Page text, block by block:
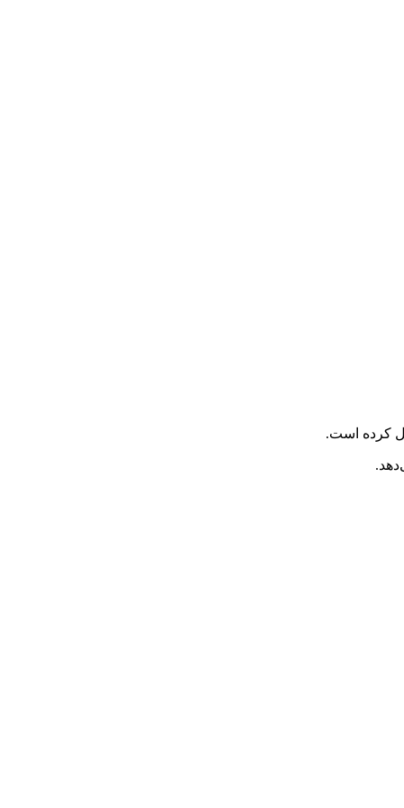
کرده است.